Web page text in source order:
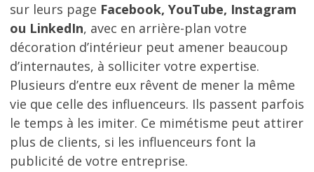
sur leurs page Facebook, YouTube, Instagram
ou LinkedIn, avec en arrière-plan votre
décoration d’intérieur peut amener beaucoup
d’internautes, à solliciter votre expertise.
Plusieurs d’entre eux rêvent de mener la même
vie que celle des influenceurs. Ils passent parfois
le temps à les imiter. Ce mimétisme peut attirer
plus de clients, si les influenceurs font la
publicité de votre entreprise.